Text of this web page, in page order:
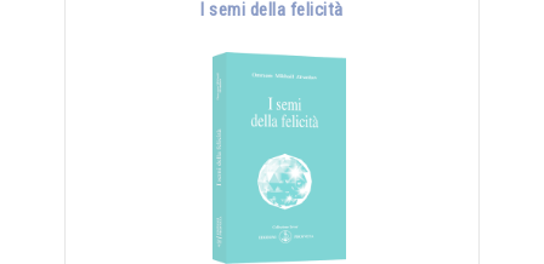
I semi della felicità